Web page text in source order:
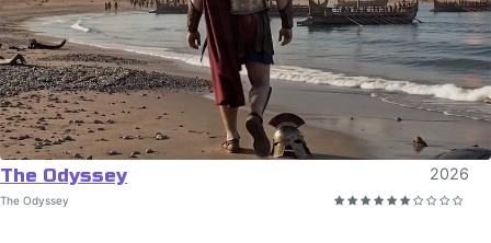
The Odyssey 2026
The Odyssey